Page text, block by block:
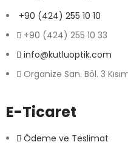
+90 (424) 255 10 10
+90 (424) 255 10 33
info@kutluoptik.com
Organize San. Böl. 3
E-Ticaret
Ödeme ve Teslimat